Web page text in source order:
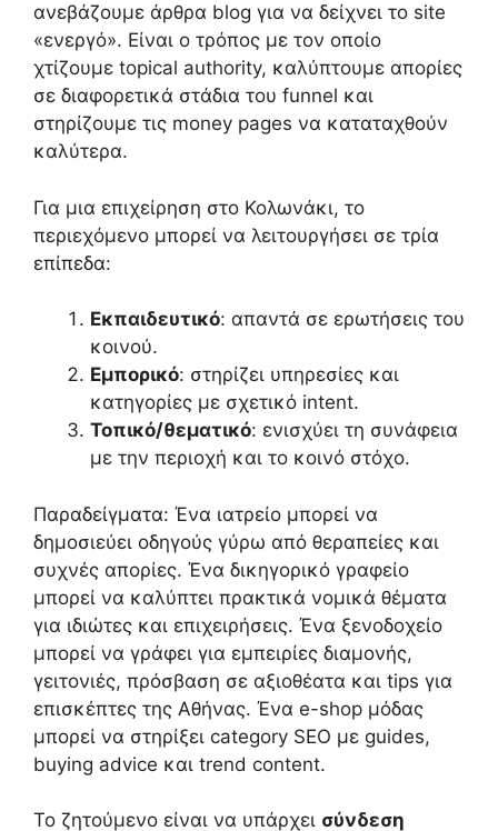
ανεβάζουμε άρθρα blog για να δείχνει το site
«ενεργό». Είναι ο τρόπος με τον οποίο
χτίζουμε topical authority, καλύπτουμε απορίες
σε διαφορετικά στάδια του funnel και
στηρίζουμε τις money pages να καταταχθούν
καλύτερα.
Για μια επιχείρηση στο Κολωνάκι, το
περιεχόμενο μπορεί να λειτουργήσει σε τρία
επίπεδα:
Εκπαιδευτικό: απαντά σε ερωτήσεις του
κοινού.
Εμπορικό: στηρίζει υπηρεσίες και
κατηγορίες με σχετικό intent.
Τοπικό/θεματικό: ενισχύει τη συνάφεια
με την περιοχή και το κοινό στόχο.
Παραδείγματα: Ένα ιατρείο μπορεί να
δημοσιεύει οδηγούς γύρω από θεραπείες και
συχνές απορίες. Ένα δικηγορικό γραφείο
μπορεί να καλύπτει πρακτικά νομικά θέματα
για ιδιώτες και επιχειρήσεις. Ένα ξενοδοχείο
μπορεί να γράφει για εμπειρίες διαμονής,
γειτονιές, πρόσβαση σε αξιοθέατα και tips για
επισκέπτες της Αθήνας. Ένα e-shop μόδας
μπορεί να στηρίξει category SEO με guides,
buying advice και trend content.
Το ζητούμενο είναι να υπάρχει σύνδεση